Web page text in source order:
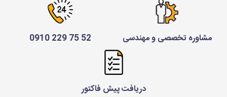
مشاوره تخصصی و مهندسی 52 75 229 0910
دریافت پیش فاکتور